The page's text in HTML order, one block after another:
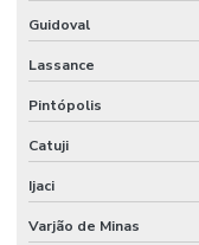
Guidoval
Lassance
Pintópolis
Catuji
Ijaci
Varjão de Minas